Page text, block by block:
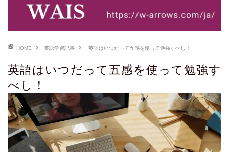
HOME 英語学習記事 英語はいつだって五感を使って勉強すべし！
英語はいつだって五感を使って勉強す
べし！